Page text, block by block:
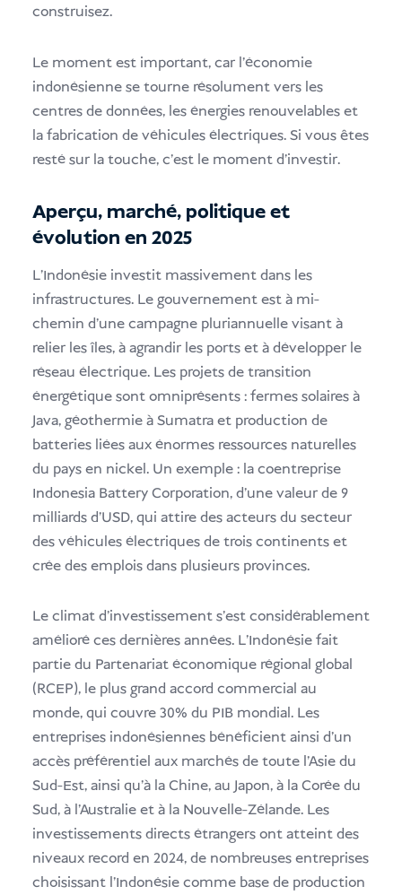
construisez.
Le moment est important, car l'économie
indonésienne se tourne résolument vers les
centres de données, les énergies renouvelables et
la fabrication de véhicules électriques. Si vous êtes
resté sur la touche, c'est le moment d'investir.
Aperçu, marché, politique et
évolution en 2025
L'Indonésie investit massivement dans les
infrastructures. Le gouvernement est à mi-
chemin d'une campagne pluriannuelle visant à
relier les îles, à agrandir les ports et à développer le
réseau électrique. Les projets de transition
énergétique sont omniprésents : fermes solaires à
Java, géothermie à Sumatra et production de
batteries liées aux énormes ressources naturelles
du pays en nickel. Un exemple : la coentreprise
Indonesia Battery Corporation, d'une valeur de 9
milliards d'USD, qui attire des acteurs du secteur
des véhicules électriques de trois continents et
crée des emplois dans plusieurs provinces.
Le climat d'investissement s'est considérablement
amélioré ces dernières années. L'Indonésie fait
partie du Partenariat économique régional global
(RCEP), le plus grand accord commercial au
monde, qui couvre 30% du PIB mondial. Les
entreprises indonésiennes bénéficient ainsi d'un
accès préférentiel aux marchés de toute l'Asie du
Sud-Est, ainsi qu'à la Chine, au Japon, à la Corée du
Sud, à l'Australie et à la Nouvelle-Zélande. Les
investissements directs étrangers ont atteint des
niveaux record en 2024, de nombreuses entreprises
choisissant l'Indonésie comme base de production